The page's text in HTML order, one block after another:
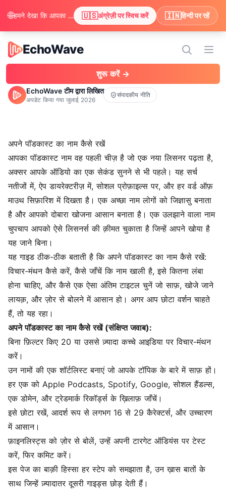
EchoWave
EchoWave
मेन्यू
शुरू करें →
EchoWave टीम द्वारा लिखित
अपडेट किया गया जुलाई 2026
संपादकीय नीति
अपने पॉडकास्ट का नाम कैसे रखें
आपका पॉडकास्ट नाम वह पहली चीज़ है जो एक नया लिसनर पढ़ता है,
अक्सर आपके ऑडियो का एक सेकंड सुनने से भी पहले। यह सर्च
नतीजों में, ऐप डायरेक्टरीज़ में, सोशल प्रोफ़ाइल्स पर, और हर वर्ड ऑफ़
माउथ सिफ़ारिश में दिखता है। एक अच्छा नाम लोगों को जिज्ञासु बनाता
है और आपको दोबारा खोजना आसान बनाता है। एक उलझाने वाला नाम
चुपचाप आपको ऐसे लिसनर्स की क़ीमत चुकाता है जिन्हें आपने खोया है
यह जाने बिना।
यह गाइड ठीक-ठीक बताती है कि अपने पॉडकास्ट का नाम कैसे रखें:
विचार-मंथन कैसे करें, कैसे जाँचें कि नाम खाली है, इसे कितना लंबा
होना चाहिए, और कैसे एक ऐसा अंतिम टाइटल चुनें जो साफ़, खोजे जाने
लायक़, और ज़ोर से बोलने में आसान हो। अगर आप छोटा वर्शन चाहते
हैं, तो यह रहा।
अपने पॉडकास्ट का नाम कैसे रखें (संक्षिप्त जवाब):
बिना फ़िल्टर किए 20 या उससे ज़्यादा कच्चे आइडिया पर विचार-मंथन
करें।
उन नामों की एक शॉर्टलिस्ट बनाएं जो आपके टॉपिक के बारे में साफ़ हों।
हर एक को Apple Podcasts, Spotify, Google, सोशल हैंडल्स,
एक डोमेन, और ट्रेडमार्क रिकॉर्ड्स के ख़िलाफ़ जाँचें।
इसे छोटा रखें, आदर्श रूप से लगभग 16 से 29 कैरेक्टर्स, और उच्चारण
में आसान।
फ़ाइनलिस्ट्स को ज़ोर से बोलें, उन्हें अपनी टारगेट ऑडियंस पर टेस्ट
करें, फिर कमिट करें।
इस पेज का बाक़ी हिस्सा हर स्टेप को समझाता है, उन ख़ास बातों के
साथ जिन्हें ज़्यादातर दूसरी गाइड्स छोड़ देती हैं।
🌐 हमने देखा कि आपका ब्राउज़र अंग्रेज़ी पसंद करता है। क्या आप अंग्रेज़ी में सामग्री देखने के लिए स्विच करना चाहेंगे? 🇺🇸अंग्रेज़ी पर स्विच करें 🇮🇳हिन्दी पर रहें